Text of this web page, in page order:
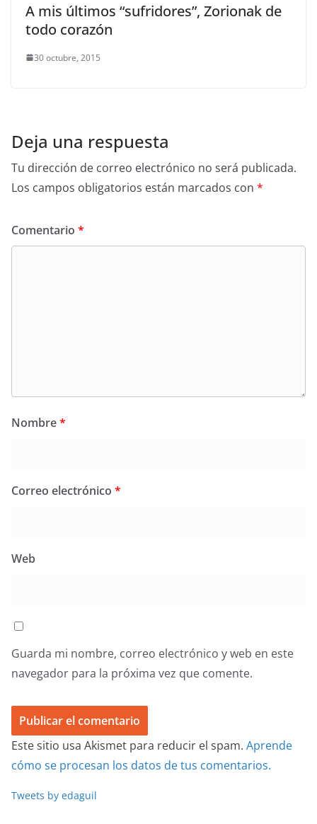
A mis últimos “sufridores”, Zorionak de
todo corazón
30 octubre, 2015
Deja una respuesta
Tu dirección de correo electrónico no será publicada.
Los campos obligatorios están marcados con *
Comentario *
Nombre*
Correo electrónico *
Web
Guarda mi nombre, correo electrónico y web en este
navegador para la próxima vez que comente.
Este sitio usa Akismet para reducir el spam. Aprende
cómo se procesan los datos de tus comentarios.
Tweets by edaguil